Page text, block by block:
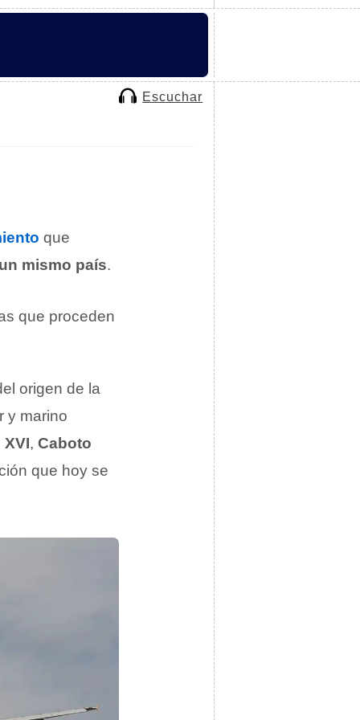
Escuchar
que
mismo país.
que proceden
origen de la
y marino
, Caboto
que hoy se